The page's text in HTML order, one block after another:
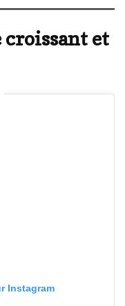
croissant et
Instagram